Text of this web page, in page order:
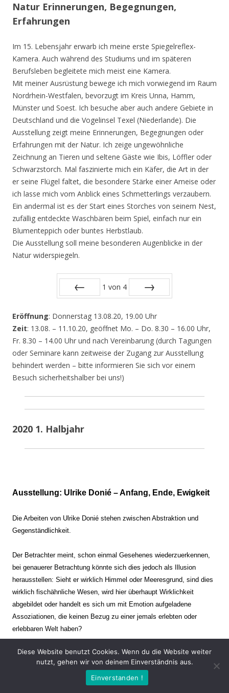
Natur Erinnerungen, Begegnungen,
Erfahrungen
Im 15. Lebensjahr erwarb ich meine erste Spiegelreflex-
Kamera. Auch während des Studiums und im späteren
Berufsleben begleitete mich meist eine Kamera.
Mit meiner Ausrüstung bewege ich mich vorwiegend im Raum
Nordrhein-Westfalen, bevorzugt im Kreis Unna, Hamm,
Münster und Soest. Ich besuche aber auch andere Gebiete in
Deutschland und die Vogelinsel Texel (Niederlande). Die
Ausstellung zeigt meine Erinnerungen, Begegnungen oder
Erfahrungen mit der Natur. Ich zeige ungewöhnliche
Zeichnung an Tieren und seltene Gäste wie Ibis, Löffler oder
Schwarzstorch. Mal faszinierte mich ein Käfer, die Art in der
er seine Flügel faltet, die besondere Stärke einer Ameise oder
ich lasse mich vom Anblick eines Schmetterlings verzaubern.
Ein andermal ist es der Start eines Storches von seinem Nest,
zufällig entdeckte Waschbären beim Spiel, einfach nur ein
Blumenteppich oder buntes Herbstlaub.
Die Ausstellung soll meine besonderen Augenblicke in der
Natur widerspiegeln.
1 von 4
Eröffnung: Donnerstag 13.08.20, 19.00 Uhr
Zeit: 13.08. – 11.10.20, geöffnet Mo. – Do. 8.30 – 16.00 Uhr,
Fr. 8.30 – 14.00 Uhr und nach Vereinbarung (durch Tagungen
oder Seminare kann zeitweise der Zugang zur Ausstellung
behindert werden – bitte informieren Sie sich vor einem
Besuch sicherheitshalber bei uns!)
2020 1. Halbjahr
Ausstellung: Ulrike Donié – Anfang, Ende, Ewigkeit
Die Arbeiten von Ulrike Donié stehen zwischen Abstraktion und
Gegenständlichkeit.
Der Betrachter meint, schon einmal Gesehenes wiederzuerkennen,
bei genauerer Betrachtung könnte sich dies jedoch als Illusion
herausstellen: Sieht er wirklich Himmel oder Meeresgrund, sind dies
wirklich fischähnliche Wesen, wird hier überhaupt Wirklichkeit
abgebildet oder handelt es sich um mit Emotion aufgeladene
Assoziationen, die keinen Bezug zu einer jemals erlebten oder
erlebbaren Welt haben?
Verharren und Dynamik stehen sich dabei gegenüber. Zeit steht still
oder verrinnt im Nu. Es soll dabei eine Spannung, auch farblich, bis
zur Schmerzgrenze erzeugt werden. Die Arbeiten stellen ambivalente
Diese Website benutzt Cookies. Wenn du die Website weiter
nutzt, gehen wir von deinem Einverständnis aus.
Einverstanden !